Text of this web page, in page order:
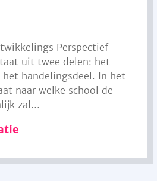
Perspectief
uit twee delen: het
het handelingsdeel. In het
naar welke school de
zal...